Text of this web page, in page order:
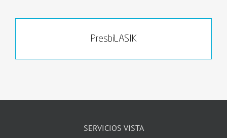
PresbiLASIK
SERVICIOS VISTA